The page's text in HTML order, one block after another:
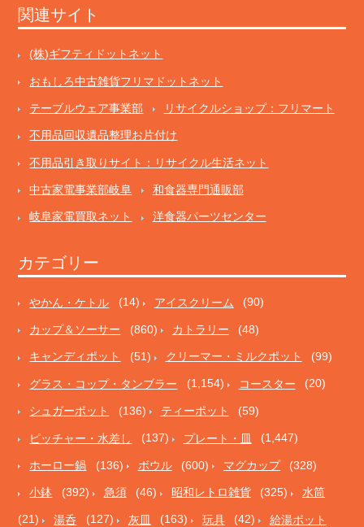
関連サイト
(株)ギフティドットネット
おもしろ中古雑貨フリマドットネット
テーブルウェア事業部 リサイクルショップ：フリマート
不用品回収遺品整理お片付け
不用品引き取りサイト：リサイクル生活ネット
中古家電事業部岐阜 和食器専門通販部
岐阜家電買取ネット 洋食器パーツセンター
カテゴリー
やかん・ケトル (14) アイスクリーム (90)
カップ＆ソーサー (860) カトラリー (48)
キャンディポット (51) クリーマー・ミルクポット (99)
グラス・コップ・タンブラー (1,154) コースター (20)
シュガーポット (136) ティーポット (59)
ピッチャー・水差し (137) プレート・皿 (1,447)
ホーロー鍋 (136) ボウル (600) マグカップ (328)
小鉢 (392) 急須 (46) 昭和レトロ雑貨 (325) 水筒
(21) 湯呑 (127) 灰皿 (163) 玩具 (42) 給湯ポット